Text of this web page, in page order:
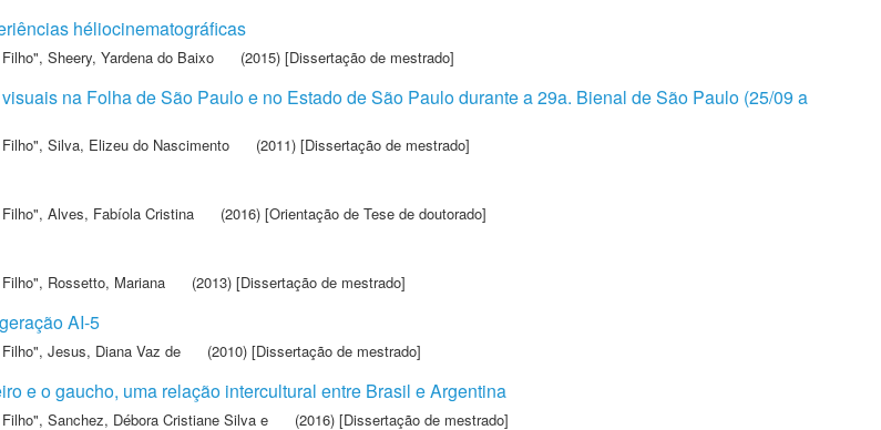
héliocinematográficas
, Sheery, Yardena do Baixo (2015) [Dissertação de mestrado]
na Folha de São Paulo e no Estado de São Paulo durante a 29a. Bienal de São Paulo (25/09 a
, Silva, Elizeu do Nascimento (2011) [Dissertação de mestrado]
, Alves, Fabíola Cristina (2016) [Orientação de Tese de doutorado]
, Rossetto, Mariana (2013) [Dissertação de mestrado]
AI-5
, Jesus, Diana Vaz de (2010) [Dissertação de mestrado]
e o gaucho, uma relação intercultural entre Brasil e Argentina
, Sanchez, Débora Cristiane Silva e (2016) [Dissertação de mestrado]